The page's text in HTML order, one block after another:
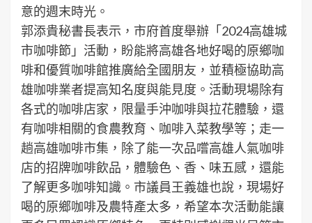
意的週末時光。
郭添貴秘書長表示，市府首度舉辦「2024高雄城
市咖啡節」活動，盼能將高雄各地好喝的原鄉咖
啡和優質咖啡館推廣給全國朋友，並積極協助高
雄咖啡業者提高知名度與能見度。活動現場除有
各式的咖啡店家，限量手沖咖啡與拉花體驗，還
有咖啡相關的食農教育、咖啡入菜教學等；走一
趟高雄咖啡市集，除了能一次品嚐高雄人氣咖啡
店的招牌咖啡飲品，體驗色、香、味五感，還能
了解更多咖啡知識。市議員王義雄也說，現場好
喝的原鄉咖啡及農特產太多，希望本次活動能讓